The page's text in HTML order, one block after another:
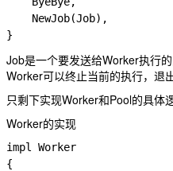
    NewJob(Job),
Job是一个要发送给Worker执行
Worker可以终止当前的执行，退
只剩下实现Worker和Pool的具体
Worker的实现
impl Worker
{